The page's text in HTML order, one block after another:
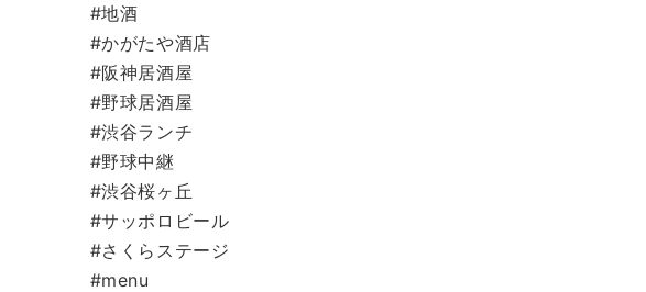
#地酒
#かがたや酒店
#阪神居酒屋
#野球居酒屋
#渋谷ランチ
#野球中継
#渋谷桜ヶ丘
#サッポロビール
#さくらステージ
#menu